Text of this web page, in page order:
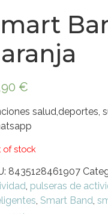
€
salud,deportes,
of stock
8435128461907
, pulseras de
,Smart Band,